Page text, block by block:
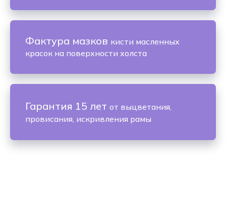
Фактура мазков кисти масленных
красок на поверхности холста
Гарантия 15 лет от выцветания,
провисания, искривления рамы